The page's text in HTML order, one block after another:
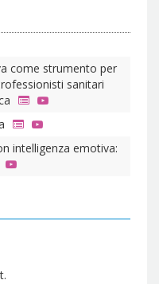
come strumento per
sanitari
intelligenza emotiva: